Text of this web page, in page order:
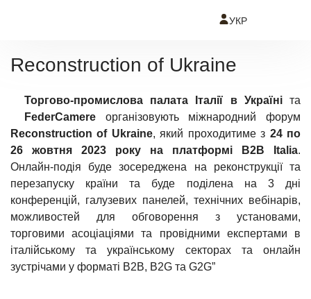
УКР
Reconstruction of Ukraine
Торгово-промислова палата Італії в Україніта
FederCamere організовують міжнародний форум
Reconstruction of Ukraine, який проходитиме з 24 по
26 жовтня 2023 року
на платформі B2B Italia.
Онлайн-подія буде зосереджена на реконструкції та
перезапуску країни та буде поділена на 3 дні
конференцій, галузевих панелей, технічних вебінарів,
можливостей для обговорення з установами,
торговими асоціаціями та провідними експертами в
італійському та українському секторах та онлайн
зустрічами у форматі B2B, B2G та G2G”